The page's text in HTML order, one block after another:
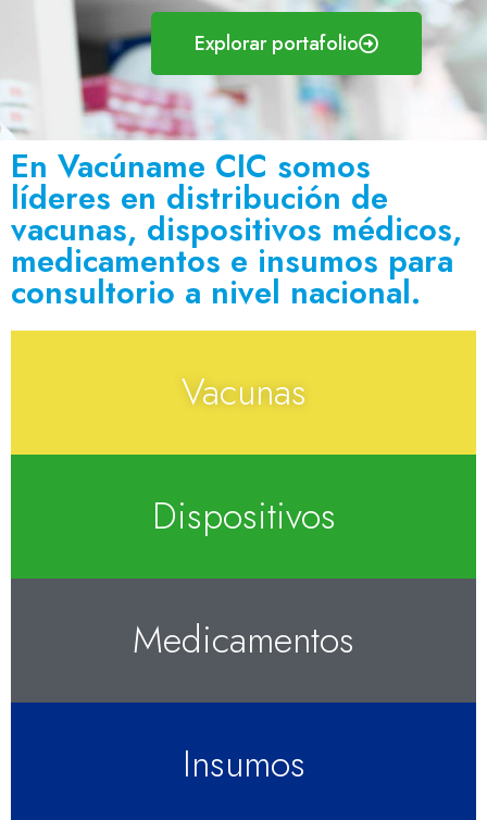
Explorar portafolio
En Vacúname CIC somos
líderes en distribución de
vacunas, dispositivos médicos,
medicamentos e insumos para
consultorio a nivel nacional.
Vacunas
Dispositivos
Medicamentos
Insumos